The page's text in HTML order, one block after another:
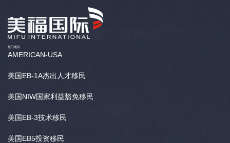
热门项目
AMERICAN-USA
美国EB-1A杰出人才移民
美国NIW国家利益豁免移民
美国EB-3技术移民
美国EB5投资移民